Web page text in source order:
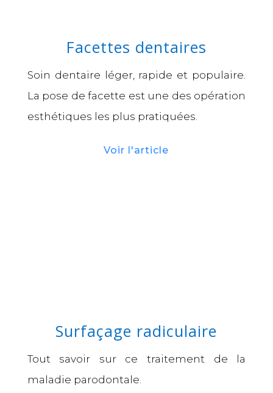
Facettes dentaires
Soin dentaire léger, rapide et populaire.
La pose de facette est une des opération
esthétiques les plus pratiquées.
Voir l'article
Surfaçage radiculaire
Tout savoir sur ce traitement de la
maladie parodontale.